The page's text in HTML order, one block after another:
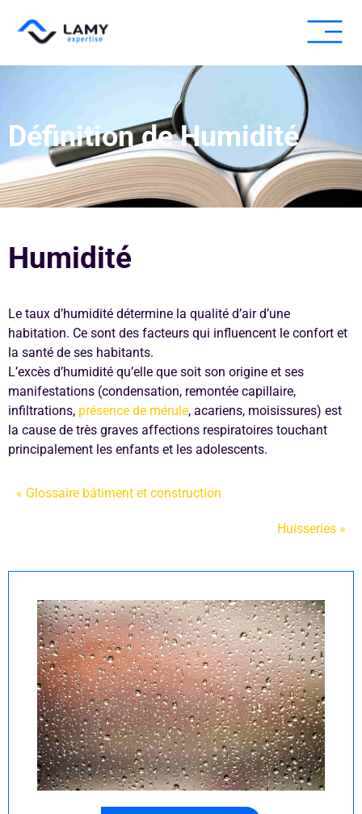
Définition de Humidité
Humidité
Le taux d’humidité détermine la qualité d’air d’une
habitation. Ce sont des facteurs qui influencent le confort et
la santé de ses habitants.
L’excès d’humidité qu’elle que soit son origine et ses
manifestations (condensation, remontée capillaire,
infiltrations, présence de mérule, acariens, moisissures) est
la cause de très graves affections respiratoires touchant
principalement les enfants et les adolescents.
« Glossaire bâtiment et construction
Huisseries »